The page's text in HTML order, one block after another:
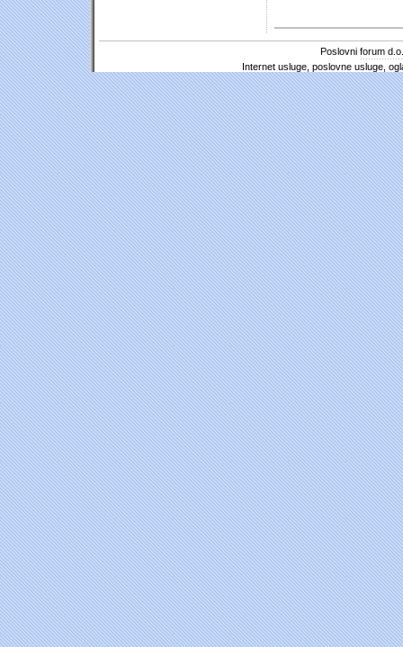
Poslovni forum
Internet usluge, poslovne usluge,